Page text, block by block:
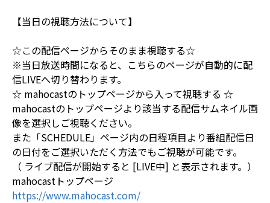
【当日の視聴方法について】
☆この配信ページからそのまま視聴する☆
※当日放送時間になると、こちらのページが自動的に配
信LIVEへ切り替わります。
☆ mahocastのトップページから入って視聴する ☆
mahocastのトップページより該当する配信サムネイル画
像を選択しご視聴ください。
また「SCHEDULE」ページ内の日程項目より番組配信日
の日付をご選択いただく方法でもご視聴が可能です。
（ ライブ配信が開始すると [LIVE中] と表示されます。）
mahocastトップページ
https://www.mahocast.com/